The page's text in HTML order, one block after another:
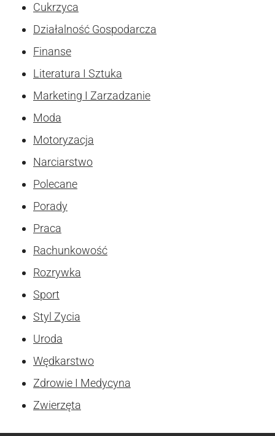
Cukrzyca
Działalność Gospodarcza
Finanse
Literatura I Sztuka
Marketing I Zarzadzanie
Moda
Motoryzacja
Narciarstwo
Polecane
Porady
Praca
Rachunkowość
Rozrywka
Sport
Styl Zycia
Uroda
Wędkarstwo
Zdrowie I Medycyna
Zwierzęta